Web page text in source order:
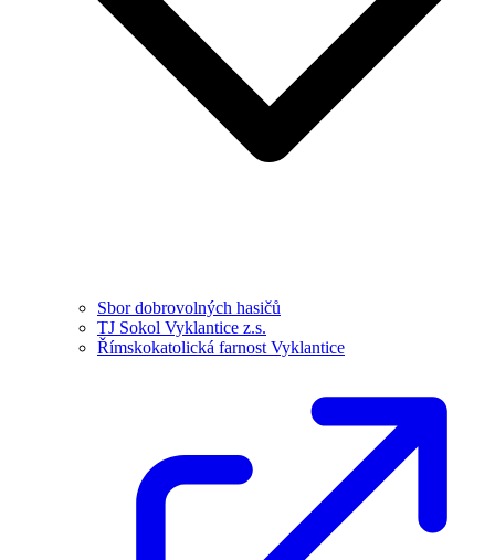
Sbor dobrovolných hasičů
TJ Sokol Vyklantice z.s.
Římskokatolická farnost Vyklantice